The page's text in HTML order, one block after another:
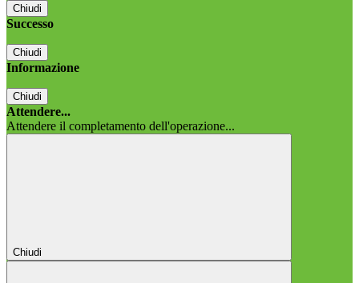
Chiudi
Successo
Chiudi
Informazione
Chiudi
Attendere...
Attendere il completamento dell'operazione...
Chiudi